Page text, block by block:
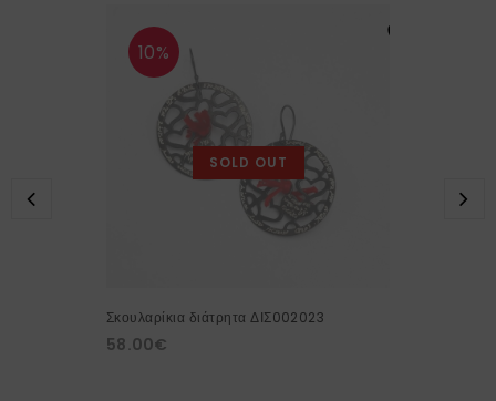
10%
SOLD OUT
Σκουλαρίκια διάτρητα ΔΙΣ002023
58.00€